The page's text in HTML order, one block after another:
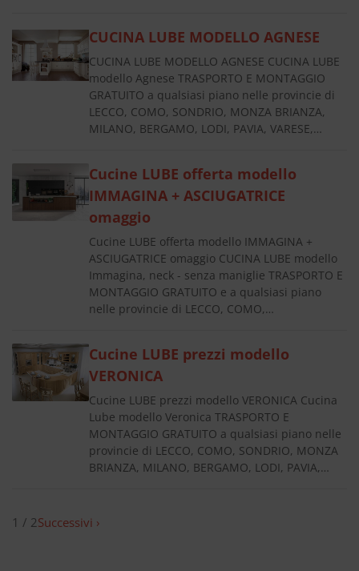
CUCINA LUBE MODELLO AGNESE
CUCINA LUBE MODELLO AGNESE CUCINA LUBE
modello Agnese TRASPORTO E MONTAGGIO
GRATUITO a qualsiasi piano nelle provincie di
LECCO, COMO, SONDRIO, MONZA BRIANZA,
MILANO, BERGAMO, LODI, PAVIA, VARESE,…
Cucine LUBE offerta modello
IMMAGINA + ASCIUGATRICE
omaggio
Cucine LUBE offerta modello IMMAGINA +
ASCIUGATRICE omaggio CUCINA LUBE modello
Immagina, neck - senza maniglie TRASPORTO E
MONTAGGIO GRATUITO e a qualsiasi piano
nelle provincie di LECCO, COMO,…
Cucine LUBE prezzi modello
VERONICA
Cucine LUBE prezzi modello VERONICA Cucina
Lube modello Veronica TRASPORTO E
MONTAGGIO GRATUITO a qualsiasi piano nelle
provincie di LECCO, COMO, SONDRIO, MONZA
BRIANZA, MILANO, BERGAMO, LODI, PAVIA,…
1 / 2Successivi ›